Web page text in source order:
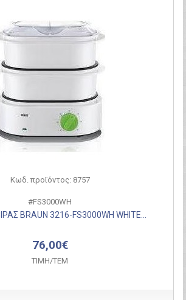
Κωδ. προϊόντος: 8757
#FS3000WH
BRAUN 3216-FS3000WH WHITE...
76,00€
ΤΙΜH/ΤΕΜ